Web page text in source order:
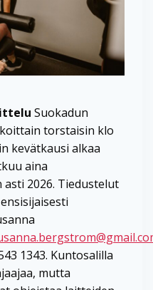
Suokadun
torstaisin klo
kevätkausi alkaa
aina
asti 2026. Tiedustelut
1343. Kuntosalilla
mutta